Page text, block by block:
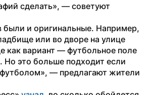
сделать», — советуют
были и оригинальные. Например,
или во дворе на улице
как вариант — футбольное поле
Но это больше подходит если
— предлагают жители